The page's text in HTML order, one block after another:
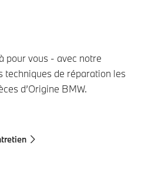
pour vous - avec notre
techniques de réparation les
d’Origine BMW.